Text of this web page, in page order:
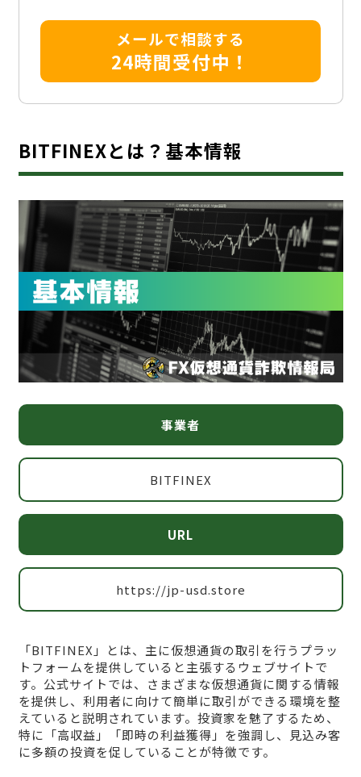
メールで相談する
24時間受付中！
BITFINEXとは？基本情報
事業者
BITFINEX
URL
https://jp-usd.store
「BITFINEX」とは、主に仮想通貨の取引を行うプラッ
トフォームを提供していると主張するウェブサイトで
す。公式サイトでは、さまざまな仮想通貨に関する情報
を提供し、利用者に向けて簡単に取引ができる環境を整
えていると説明されています。投資家を魅了するため、
特に「高収益」「即時の利益獲得」を強調し、見込み客
に多額の投資を促していることが特徴です。